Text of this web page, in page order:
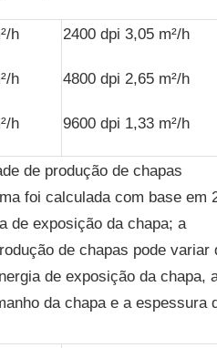
h
h
h
2400 dpi 3,05 m²/h
4800 dpi 2,65 m²/h
9600 dpi 1,33 m²/h
de produção de chapas
foi calculada com base em
de exposição da chapa; a
de chapas pode variar
de exposição da chapa,
da chapa e a espessura